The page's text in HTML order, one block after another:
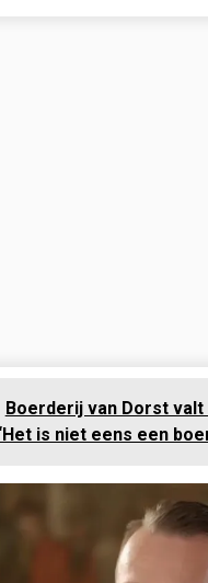
Boerderij van Dorst
is niet eens een